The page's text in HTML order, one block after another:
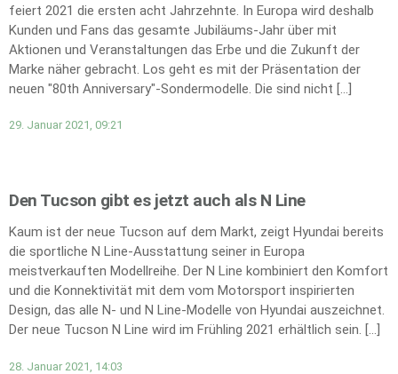
feiert 2021 die ersten acht Jahrzehnte. In Europa wird deshalb
Kunden und Fans das gesamte Jubiläums-Jahr über mit
Aktionen und Veranstaltungen das Erbe und die Zukunft der
Marke näher gebracht. Los geht es mit der Präsentation der
neuen "80th Anniversary"-Sondermodelle. Die sind nicht […]
29. Januar 2021, 09:21
Den Tucson gibt es jetzt auch als N Line
Kaum ist der neue Tucson auf dem Markt, zeigt Hyundai bereits
die sportliche N Line-Ausstattung seiner in Europa
meistverkauften Modellreihe. Der N Line kombiniert den Komfort
und die Konnektivität mit dem vom Motorsport inspirierten
Design, das alle N- und N Line-Modelle von Hyundai auszeichnet.
Der neue Tucson N Line wird im Frühling 2021 erhältlich sein. […]
28. Januar 2021, 14:03